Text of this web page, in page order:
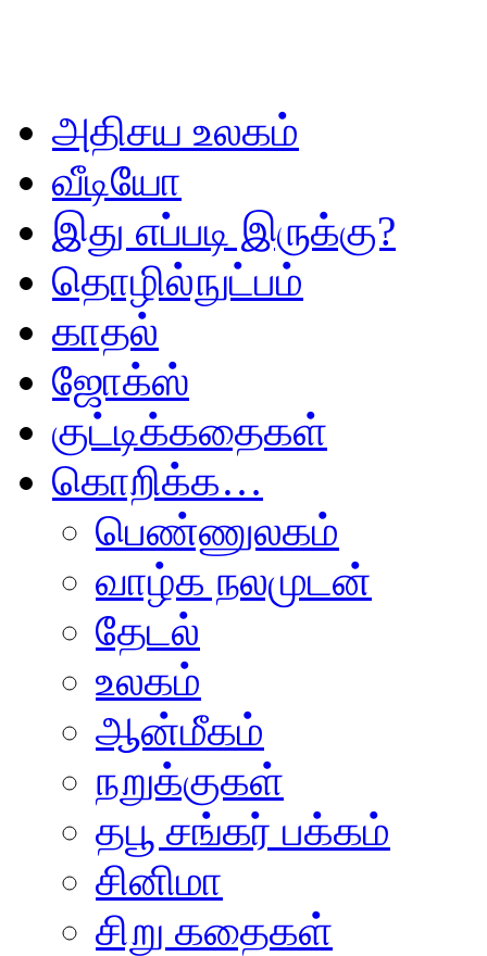
அதிசய உலகம்
வீடியோ
இது எப்படி இருக்கு?
தொழில்நுட்பம்
காதல்
ஜோக்ஸ்
குட்டிக்கதைகள்
கொறிக்க…
பெண்ணுலகம்
வாழ்க நலமுடன்
தேடல்
உலகம்
ஆன்மீகம்
நறுக்குகள்
தபூ சங்கர் பக்கம்
சினிமா
சிறு கதைகள்